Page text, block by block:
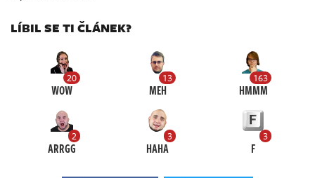
LÍBIL SE TI ČLÁNEK?
20
WOW
13
MEH
163
HMMM
2
ARRGG
3
HAHA
3
F